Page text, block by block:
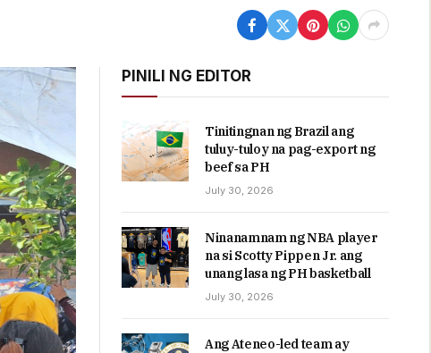
PINILI NG EDITOR
Tinitingnan ng Brazil ang
tuluy-tuloy na pag-export ng
beef sa PH
July 30, 2026
Ninanamnam ng NBA player
na si Scotty Pippen Jr. ang
unang lasa ng PH basketball
July 30, 2026
Ang Ateneo-led team ay